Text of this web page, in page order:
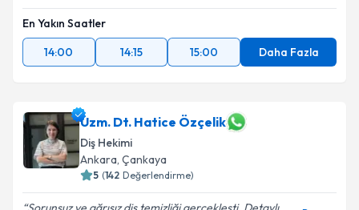
En Yakın Saatler
14:00
14:15 15:00 Daha Fazla
Uzm. Dt. Hatice Özçelik
Diş Hekimi
Ankara, Çankaya
5 (142 Değerlendirme)